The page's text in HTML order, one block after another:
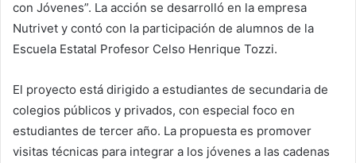
con Jóvenes”. La acción se desarrolló en la empresa
Nutrivet y contó con la participación de alumnos de la
Escuela Estatal Profesor Celso Henrique Tozzi.
El proyecto está dirigido a estudiantes de secundaria de
colegios públicos y privados, con especial foco en
estudiantes de tercer año. La propuesta es promover
visitas técnicas para integrar a los jóvenes a las cadenas